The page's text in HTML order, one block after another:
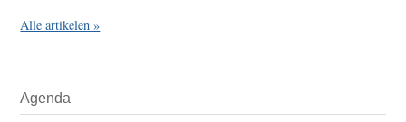
Alle artikelen »
Agenda